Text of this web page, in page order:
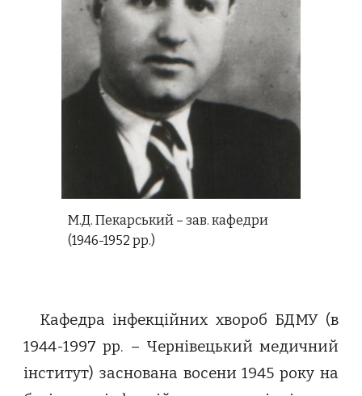
М.Д. Пекарський – зав. кафедри
(1946-1952 рр.)
Кафедра інфекційних хвороб БДМУ (в
1944-1997 рр. – Чернівецький медичний
інститут) заснована восени 1945 року на